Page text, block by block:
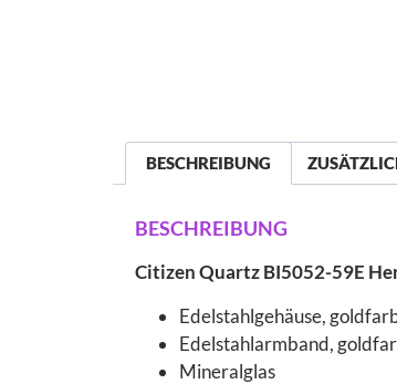
BESCHREIBUNG
BESCHREIBUNG
Citizen Quartz BI5052-59E
Edelstahlgehäuse,
Edelstahlarmband,
Mineralglas